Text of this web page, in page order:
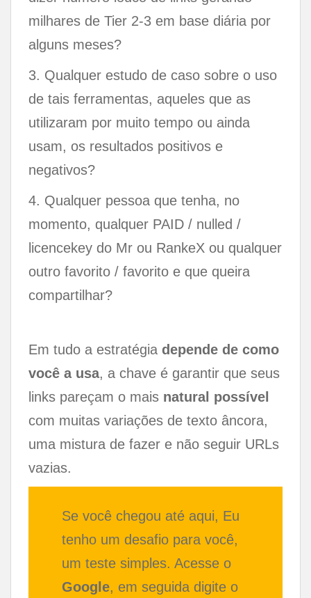
milhares de Tier 2-3 em base diária por
alguns meses?
3. Qualquer estudo de caso sobre o uso
de tais ferramentas, aqueles que as
utilizaram por muito tempo ou ainda
usam, os resultados positivos e
negativos?
4. Qualquer pessoa que tenha, no
momento, qualquer PAID / nulled /
licencekey do Mr ou RankeX ou qualquer
outro favorito / favorito e que queira
compartilhar?
Em tudo a estratégia depende de como
você a usa, a chave é garantir que seus
links pareçam o mais natural possível
com muitas variações de texto âncora,
uma mistura de fazer e não seguir URLs
vazias.
Se você chegou até aqui, Eu
tenho um desafio para você,
um teste simples. Acesse o
Google, em seguida digite o